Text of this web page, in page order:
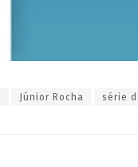
Júnior Rocha série d